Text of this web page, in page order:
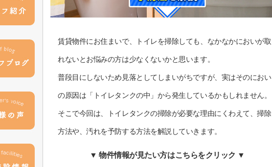
賃貸物件にお住まいで、トイレを掃除しても、なかなかにおいが取
れないとお悩みの方は少なくないかと思います。
普段目にしないため見落としてしまいがちですが、実はそのにおい
の原因は「トイレタンクの中」から発生しているかもしれません。
そこで今回は、トイレタンクの掃除が必要な理由にくわえて、掃除
方法や、汚れを予防する方法を解説していきます。
▼ 物件情報が見たい方はこちらをクリック ▼